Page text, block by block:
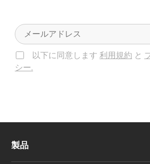
以下に同意します 利用規約 と
シー.
製品